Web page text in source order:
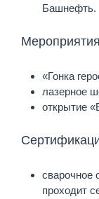
Башнефть.
Мероприятия
«Гонка
лазерное
открытие
сварочное
проходит